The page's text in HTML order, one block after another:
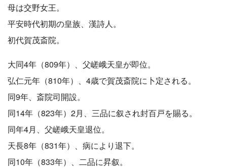
母は交野女王。
平安時代初期の皇族、漢詩人。
初代賀茂斎院。
大同4年（809年）、父嵯峨天皇が即位。
弘仁元年（810年）、4歳で賀茂斎院に卜定される。
同9年、斎院司開設。
同14年（823年）2月、三品に叙され封百戸を賜る。
同年4月、父嵯峨天皇退位。
天長8年（831年）、病により退下。
同10年（833年）、二品に昇叙。